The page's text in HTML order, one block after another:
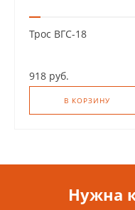
Трос ВГС-18
918 руб.
В КОРЗИНУ
Нужна